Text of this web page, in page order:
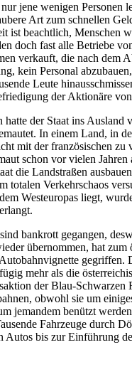
jene wenigen Personen
Art zum schnellen
ist beachtlich, Menschen
doch fast alle Betriebe
verkauft, die nach dem
kein Personal
Leute
der Aktionäre
hatte der Staat ins Ausland
In einem Land, in
mit der französischen zu
schon vor vielen Jahren
die Landstraßen
totalen Verkehrschaos
Westeuropas liegt,
bankrott gegangen,
übernommen, hat zum
gegriffen.
mehr als die
der Blau-Schwarzen
obwohl sie um
jemandem benützt
Fahrzeuge durch
Autos bis zur Einführung